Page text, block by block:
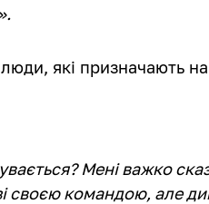
які призначають
Мені важко
своєю командою, але